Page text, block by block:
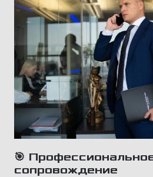
🎯
сопровождение